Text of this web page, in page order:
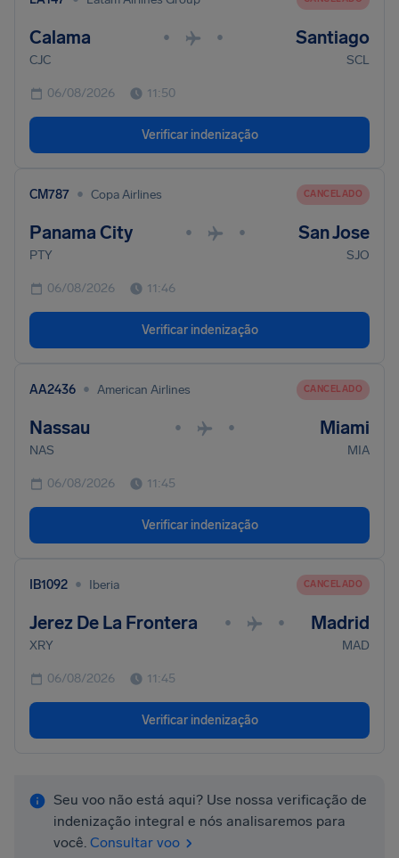
Calama • • Santiago
CJC SCL
06/08/2026 11:50
Verificar indenização
CM787 • Copa Airlines CANCELADO
Panama City • • San Jose
PTY SJO
06/08/2026 11:46
Verificar indenização
AA2436 • American Airlines CANCELADO
Nassau • • Miami
NAS MIA
06/08/2026 11:45
Verificar indenização
IB1092 • Iberia CANCELADO
Jerez De La Frontera • • Madrid
XRY MAD
06/08/2026 11:45
Verificar indenização
Seu voo não está aqui? Use nossa verificação de
indenização integral e nós analisaremos para
você. Consultar voo